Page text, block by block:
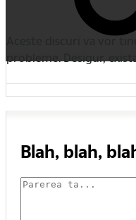
Aceste discuri va vor
probleme. Desigur,
Blah, blah,